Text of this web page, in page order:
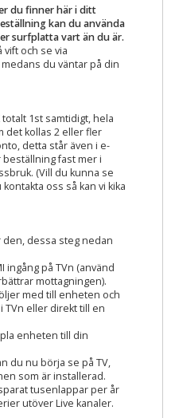
du finner här i ditt
kan du använda
surfplatta vart än du är.
vift och se via
du väntar på din
1st samtidigt, hela
det kollas 2 eller fler
detta står även i e-
fast mer i
(Vill du kunna se
oss så kan vi kika
dessa steg nedan
ingång på TVn (använd
mottagningen).
med till enheten och
TVn eller direkt till en
enheten till din
du nu börja se på TV,
som är installerad.
tusenlappar per år
utöver Live kanaler.